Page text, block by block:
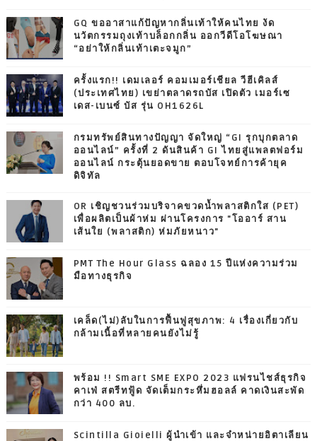
GQ ขออาสาแก้ปัญหากลิ่นเท้าให้คนไทย งัด
นวัตกรรมถุงเท้าบล็อกกลิ่น ออกวีดีโอโฆษณา
“อย่าให้กลิ่นเท้าเตะจมูก”
ครั้งแรก!! เดมเลอร์ คอมเมอร์เชียล วีฮีเคิลส์
(ประเทศไทย) เขย่าตลาดรถบัส เปิดตัว เมอร์เซ
เดส-เบนซ์ บัส รุ่น OH1626L
กรมทรัพย์สินทางปัญญา จัดใหญ่ “GI รุกบุกตลาด
ออนไลน์” ครั้งที่ 2 ดันสินค้า GI ไทยสู่แพลตฟอร์ม
ออนไลน์ กระตุ้นยอดขาย ตอบโจทย์การค้ายุค
ดิจิทัล
OR เชิญชวนร่วมบริจาคขวดน้ำพลาสติกใส (PET)
เพื่อผลิตเป็นผ้าห่ม ผ่านโครงการ "โออาร์ สาน
เส้นใย (พลาสติก) ห่มภัยหนาว"
PMT The Hour Glass ฉลอง 15 ปีแห่งความร่วม
มือทางธุรกิจ
เคล็ด(ไม่)ลับในการฟื้นฟูสุขภาพ: 4 เรื่องเกี่ยวกับ
กล้ามเนื้อที่หลายคนยังไม่รู้
พร้อม !! Smart SME EXPO 2023 แฟรนไชส์ธุรกิจ
คาเฟ่ สตรีทฟู้ด จัดเต็มกระหึ่มฮอลล์ คาดเงินสะพัด
กว่า 400 ลบ.
Scintilla Gioielli ผู้นำเข้า และจำหน่ายอิตาเลียน